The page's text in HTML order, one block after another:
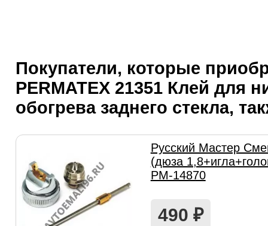
Покупатели, которые
PERMATEX 21351 Клей для
обогрева заднего стекла,
Русский Мастер
(дюза
РМ-14870
490 ₽